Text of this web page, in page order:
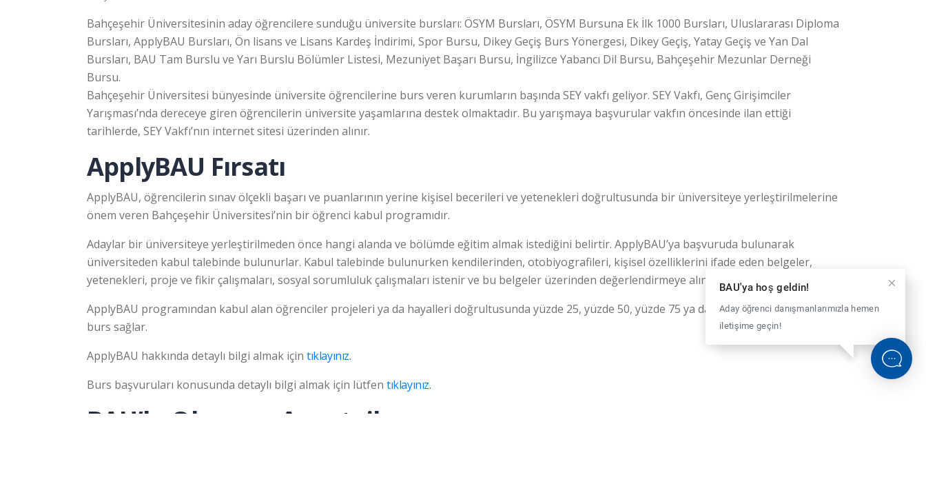
Bahçeşehir Üniversitesinin aday öğrencilere sunduğu üniversite bursları: ÖSYM Bursları, ÖSYM Bursuna Ek İlk 1000 Bursları, Uluslararası Diploma
Bursları, ApplyBAU Bursları, Ön lisans ve Lisans Kardeş İndirimi, Spor Bursu, Dikey Geçiş Burs Yönergesi, Dikey Geçiş, Yatay Geçiş ve Yan Dal
Bursları, BAU Tam Burslu ve Yarı Burslu Bölümler Listesi, Mezuniyet Başarı Bursu, İngilizce Yabancı Dil Bursu, Bahçeşehir Mezunlar Derneği
Bursu.
Bahçeşehir Üniversitesi bünyesinde üniversite öğrencilerine burs veren kurumların başında SEY vakfı geliyor. SEY Vakfı, Genç Girişimciler
Yarışması’nda dereceye giren öğrencilerin üniversite yaşamlarına destek olmaktadır. Bu yarışmaya başvurular vakfın öncesinde ilan ettiği
tarihlerde, SEY Vakfı’nın internet sitesi üzerinden alınır.
ApplyBAU Fırsatı
ApplyBAU, öğrencilerin sınav ölçekli başarı ve puanlarının yerine kişisel becerileri ve yetenekleri doğrultusunda bir üniversiteye yerleştirilmelerine
önem veren Bahçeşehir Üniversitesi’nin bir öğrenci kabul programıdır.
Adaylar bir üniversiteye yerleştirilmeden önce hangi alanda ve bölümde eğitim almak istediğini belirtir. ApplyBAU’ya başvuruda bulunarak
üniversiteden kabul talebinde bulunurlar. Kabul talebinde bulunurken kendilerinden, otobiyografileri, kişisel özelliklerini ifade eden belgeler,
yetenekleri, proje ve fikir çalışmaları, sosyal sorumluluk çalışmaları istenir ve bu belgeler üzerinden değerlendirmeye alınırlar.
ApplyBAU programından kabul alan öğrenciler projeleri ya da hayalleri doğrultusunda yüzde 25, yüzde 50, yüzde 75 ya da yüzde 100 oranında
burs sağlar.
ApplyBAU hakkında detaylı bilgi almak için tıklayınız.
Burs başvuruları konusunda detaylı bilgi almak için lütfen tıklayınız.
BAU’lu Olmanın Avantajları
BAU'ya hoş geldin!
Aday öğrenci danışmanlarımızla hemen
iletişime geçin!